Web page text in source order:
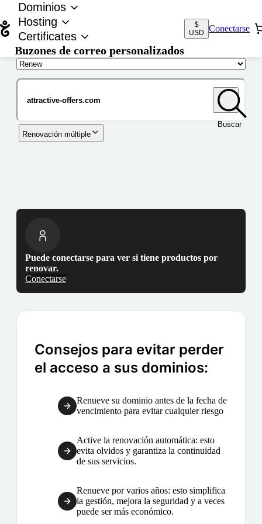
Dominios
Hosting
Certificates
Buzones de correo personalizados
$
USD
Conectarse
Buscar
Renovación múltiple
Puede conectarse para ver si tiene productos por
renovar.
Conectarse
Consejos para evitar perder
el acceso a sus dominios:
Renueve su dominio antes de la fecha de
vencimiento para evitar cualquier riesgo
Active la renovación automática: esto
evita olvidos y garantiza la continuidad
de sus servicios.
Renueve por varios años: esto simplifica
la gestión, mejora la seguridad y a veces
puede ser más económico.